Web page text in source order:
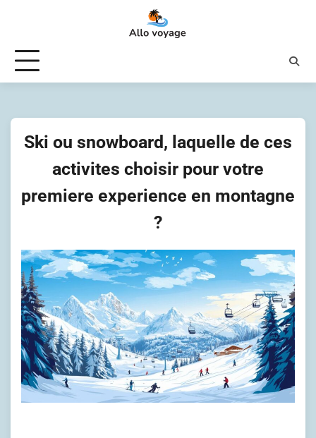
Ski ou snowboard, laquelle de ces
activites choisir pour votre
premiere experience en montagne
?